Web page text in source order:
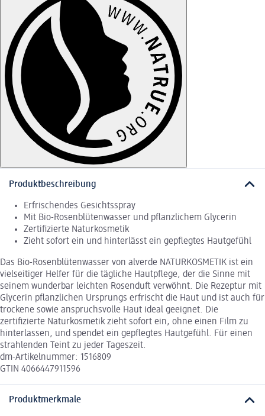
Produktbeschreibung
Erfrischendes Gesichtsspray
Mit Bio-Rosenblütenwasser und pflanzlichem Glycerin
Zertifizierte Naturkosmetik
Zieht sofort ein und hinterlässt ein gepflegtes Hautgefühl
Das Bio-Rosenblütenwasser von alverde NATURKOSMETIK ist ein
vielseitiger Helfer für die tägliche Hautpflege, der die Sinne mit
seinem wunderbar leichten Rosenduft verwöhnt. Die Rezeptur mit
Glycerin pflanzlichen Ursprungs erfrischt die Haut und ist auch für
trockene sowie anspruchsvolle Haut ideal geeignet. Die
zertifizierte Naturkosmetik zieht sofort ein, ohne einen Film zu
hinterlassen, und spendet ein gepflegtes Hautgefühl. Für einen
strahlenden Teint zu jeder Tageszeit.
dm-Artikelnummer: 1516809
GTIN 4066447911596
Produktmerkmale